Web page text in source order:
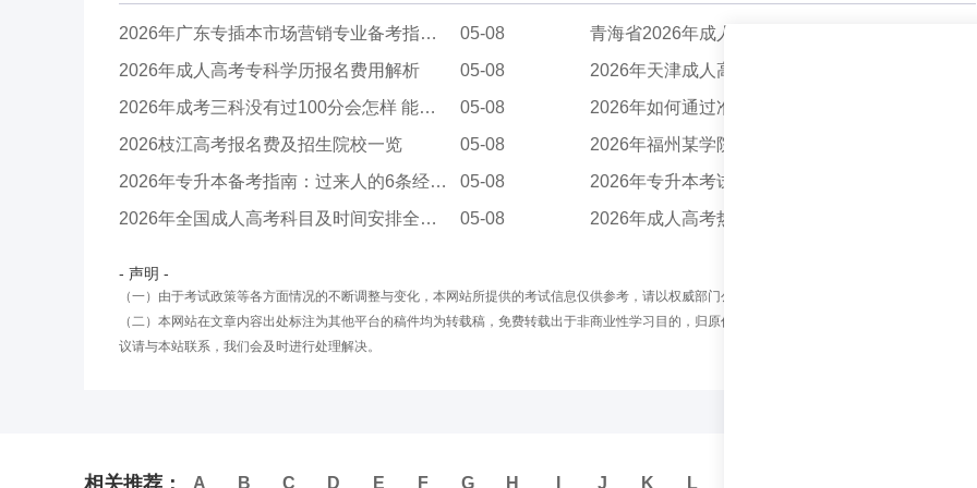
05-08
2026年广东专插本市场营销专业备考指南：上岸策...
青海省2026年成人高考报名情况如何？
05-08
2026年成人高考专科学历报名费用解析
2026年天津成人高考报名时间及流程详解
05-08
2026年成考三科没有过100分会怎样 能被录取吗
2026年如何通过准考证查询成人高考成绩？
05-08
2026枝江高考报名费及招生院校一览
2026年福州某学院专升本招生计划人数是多少
05-08
2026年专升本备考指南：过来人的6条经验与公办...
2026年专升本考试全流程解析：从备考到录取的关...
05-08
2026年全国成人高考科目及时间安排全解析 2026年成人高考热门专业指南与报考全流程解析
- 声明 -
（一）由于考试政策等各方面情况的不断调整与变化，本网站所提供的考试信息仅供参考，请以权威部门公布的正式信息为准。
（二）本网站在文章内容出处标注为其他平台的稿件均为转载稿，免费转载出于非商业性学习目的，归原作者所有。如您对内容、版权等问题存在异
议请与本站联系，我们会及时进行处理解决。
A B C D E F G H J K L